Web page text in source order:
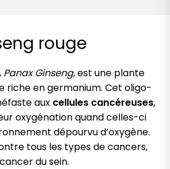
rouge
, Panax Ginseng, est une plante
riche en germanium. Cet oligo-
aux cellules cancéreuses,
oxygénation quand celles-ci
dépourvu d’oxygène.
tous les types de cancers,
du sein.